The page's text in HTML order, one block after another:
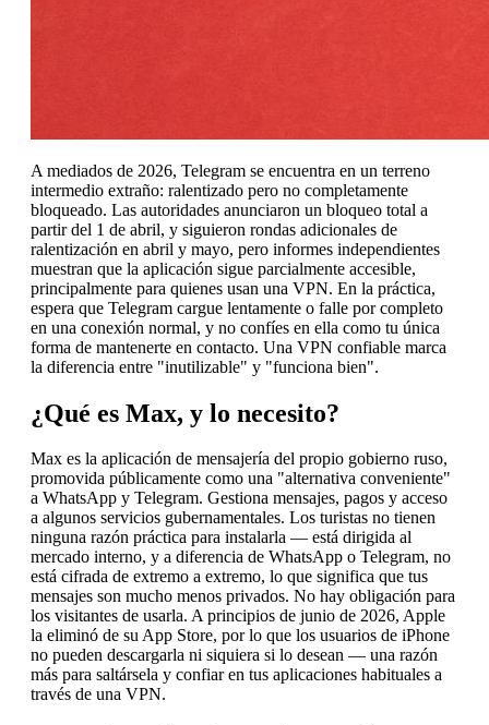
A mediados de 2026, Telegram se encuentra en un terreno
intermedio extraño: ralentizado pero no completamente
bloqueado. Las autoridades anunciaron un bloqueo total a
partir del 1 de abril, y siguieron rondas adicionales de
ralentización en abril y mayo, pero informes independientes
muestran que la aplicación sigue parcialmente accesible,
principalmente para quienes usan una VPN. En la práctica,
espera que Telegram cargue lentamente o falle por completo
en una conexión normal, y no confíes en ella como tu única
forma de mantenerte en contacto. Una VPN confiable marca
la diferencia entre "inutilizable" y "funciona bien".
¿Qué es Max, y lo necesito?
Max es la aplicación de mensajería del propio gobierno ruso,
promovida públicamente como una "alternativa conveniente"
a WhatsApp y Telegram. Gestiona mensajes, pagos y acceso
a algunos servicios gubernamentales. Los turistas no tienen
ninguna razón práctica para instalarla — está dirigida al
mercado interno, y a diferencia de WhatsApp o Telegram, no
está cifrada de extremo a extremo, lo que significa que tus
mensajes son mucho menos privados. No hay obligación para
los visitantes de usarla. A principios de junio de 2026, Apple
la eliminó de su App Store, por lo que los usuarios de iPhone
no pueden descargarla ni siquiera si lo desean — una razón
más para saltársela y confiar en tus aplicaciones habituales a
través de una VPN.